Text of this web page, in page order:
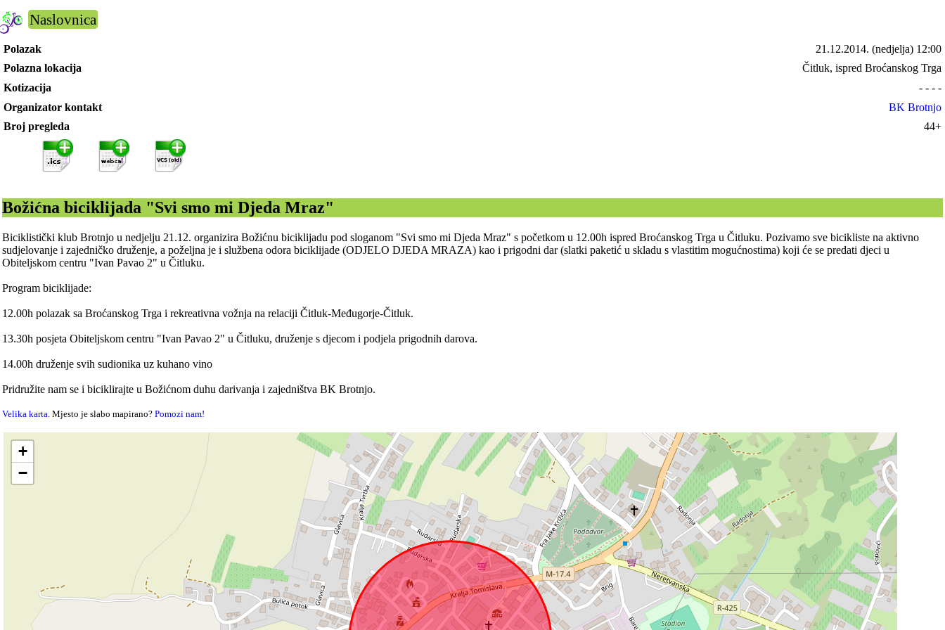
Naslovnica
Polazak 21.12.2014. (nedjelja) 12:00
Polazna lokacija
Čitluk, ispred Broćanskog Trga
Kotizacija
- - - -
Organizator kontakt
BK Brotnjo
Broj pregleda
44+
Božićna biciklijada "Svi smo mi Djeda Mraz"
Biciklistički klub Brotnjo u nedjelju 21.12. organizira Božićnu biciklijadu pod sloganom "Svi smo mi Djeda Mraz" s početkom u 12.00h ispred Broćanskog Trga u Čitluku. Pozivamo sve bicikliste na aktivno
sudjelovanje i zajedničko druženje, a poželjna je i službena odora biciklijade (ODJELO DJEDA MRAZA) kao i prigodni dar (slatki paketić u skladu s vlastitim mogućnostima) koji će se predati djeci u
Obiteljskom centru "Ivan Pavao 2" u Čitluku.
Program biciklijade:
12.00h polazak sa Broćanskog Trga i rekreativna vožnja na relaciji Čitluk-Međugorje-Čitluk.
13.30h posjeta Obiteljskom centru "Ivan Pavao 2" u Čitluku, druženje s djecom i podjela prigodnih darova.
14.00h druženje svih sudionika uz kuhano vino
Pridružite nam se i biciklirajte u Božićnom duhu darivanja i zajedništva BK Brotnjo.
Velika karta. Mjesto je slabo mapirano?Pomozi nam!
+
−